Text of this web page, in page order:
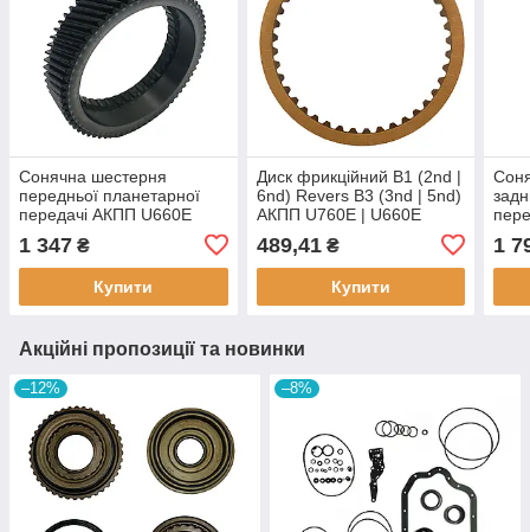
Сонячна шестерня
передньої планетарної
передачі АКПП U660E
Toyota/Lexus 3432133010
(Б.У.)
1 347 ₴
Купити
Диск фрикційний B1 (2nd |
6nd) Revers B3 (3nd | 5nd)
АКПП U760E | U660E
3568333030 3568333010
Exedy
489,41₴
Купити
1
Акційні пропозиції та новинки
–12% –8%